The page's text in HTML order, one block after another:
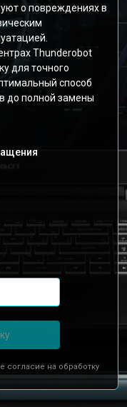
о повреждениях в
Thunderobot
для точного
способ
до полной замены
согласие на обработку